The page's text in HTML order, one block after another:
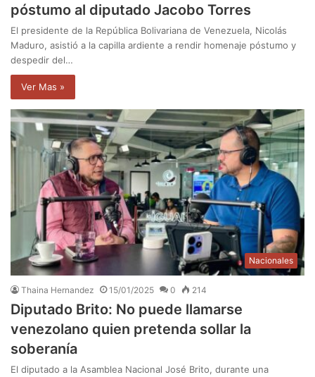
póstumo al diputado Jacobo Torres
El presidente de la República Bolivariana de Venezuela, Nicolás
Maduro, asistió a la capilla ardiente a rendir homenaje póstumo y
despedir del…
Ver Mas »
Nacionales
Thaina Hernandez 15/01/2025 0 214
Diputado Brito: No puede llamarse
venezolano quien pretenda sollar la
soberanía
El diputado a la Asamblea Nacional José Brito, durante una